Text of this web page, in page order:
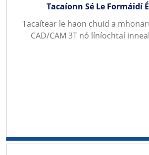
Tacaíonn Sé Le Formáidí
Tacaítear le haon chuid a
CAD/CAM 3T nó líníochtaí